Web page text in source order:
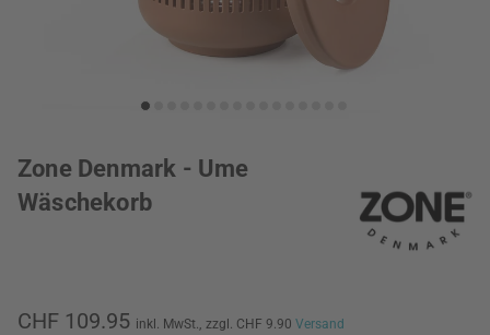
Zone Denmark - Ume
Wäschekorb
CHF 109.95 inkl. MwSt., zzgl. CHF 9.90 Versand